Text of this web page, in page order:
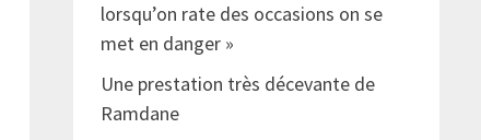
lorsqu’on rate des occasions on se
met en danger »
Une prestation très décevante de
Ramdane